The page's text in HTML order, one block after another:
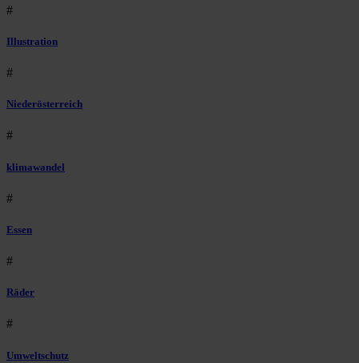
#
Illustration
#
Niederösterreich
#
klimawandel
#
Essen
#
Räder
#
Umweltschutz